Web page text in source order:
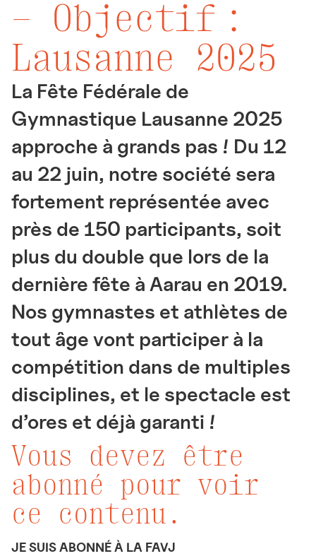
– Objectif :
Lausanne 2025
La Fête Fédérale de
Gymnastique Lausanne 2025
approche à grands pas ! Du 12
au 22 juin, notre société sera
fortement représentée avec
près de 150 participants, soit
plus du double que lors de la
dernière fête à Aarau en 2019.
Nos gymnastes et athlètes de
tout âge vont participer à la
compétition dans de multiples
disciplines, et le spectacle est
d’ores et déjà garanti !
Vous devez être
abonné pour voir
ce contenu.
JE SUIS ABONNÉ À LA FAVJ